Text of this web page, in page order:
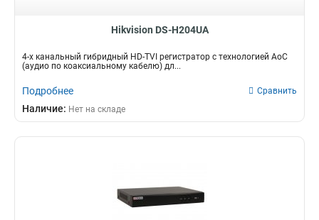
Hikvision DS-H204UA
4-х канальный гибридный HD-TVI регистратор c технологией AoC
(аудио по коаксиальному кабелю) дл...
Подробнее Сравнить
Наличие: Нет на складе